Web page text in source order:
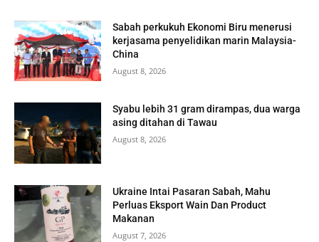
Sabah perkukuh Ekonomi Biru menerusi
kerjasama penyelidikan marin Malaysia-
China
August 8, 2026
Syabu lebih 31 gram dirampas, dua warga
asing ditahan di Tawau
August 8, 2026
Ukraine Intai Pasaran Sabah, Mahu
Perluas Eksport Wain Dan Product
Makanan
August 7, 2026